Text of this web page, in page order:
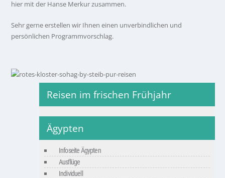
hier mit der Hanse Merkur zusammen.
Sehr gerne erstellen wir Ihnen einen unverbindlichen und
persönlichen Programmvorschlag.
Reisen im frischen Frühjahr
Ägypten
Infoseite Ägypten
Ausflüge
Individuell